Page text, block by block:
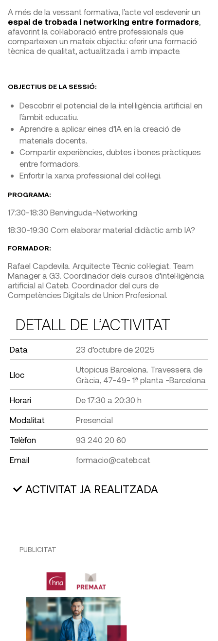
A més de la vessant formativa, l’acte vol esdevenir un
espai de trobada i networking entre formadors,
afavorint la col·laboració entre professionals que
comparteixen un mateix objectiu: oferir una formació
tècnica de qualitat, actualitzada i amb impacte.
OBJECTIUS DE LA SESSIÓ:
Descobrir el potencial de la intel·ligència artificial en
l’àmbit educatiu.
Aprendre a aplicar eines d’IA en la creació de
materials docents.
Compartir experiències, dubtes i bones pràctiques
entre formadors.
Enfortir la xarxa professional del col·legi.
PROGRAMA:
17:30-18:30 Benvinguda-Networking
18:30-19:30 Com elaborar material didàctic amb IA?
FORMADOR:
Rafael Capdevila. Arquitecte Tècnic col·legiat. Team
Manager a G3. Coordinador dels cursos d’intel·ligència
artificial al Cateb. Coordinador del curs de
Competències Digitals de Union Profesional.
DETALL DE L’ACTIVITAT
Data 23 d’octubre de 2025
Lloc
Utopicus Barcelona. Travessera de
Gràcia, 47-49- 1ª planta -Barcelona
Horari De 17:30 a 20:30 h
Modalitat Presencial
Telèfon 93 240 20 60
Email formacio@cateb.cat
ACTIVITAT JA REALITZADA
PUBLICITAT